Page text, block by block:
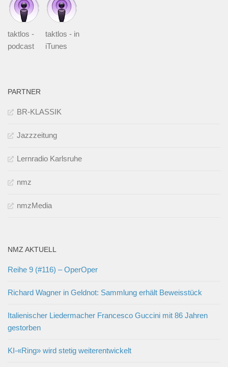
taktlos -
podcast
taktlos - in
iTunes
PARTNER
BR-KLASSIK
Jazzzeitung
Lernradio Karlsruhe
nmz
nmzMedia
NMZ AKTUELL
Reihe 9 (#116) – OperOper
Richard Wagner in Geldnot: Sammlung erhält Beweisstück
Italienischer Liedermacher Francesco Guccini mit 86 Jahren
gestorben
KI-«Ring» wird stetig weiterentwickelt